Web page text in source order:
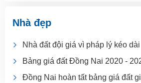
Nhà đẹp
Nhà đất đội giá vì pháp lý kéo dài
Bảng giá đất Đồng Nai 2020 -
Đồng Nai hoàn tất bảng giá đất